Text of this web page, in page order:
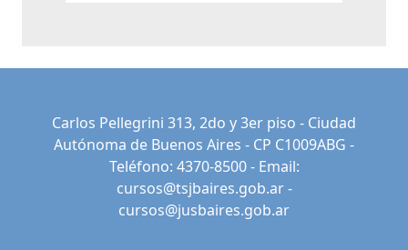
Carlos Pellegrini 313, 2do y 3er piso - Ciudad
Autónoma de Buenos Aires - CP C1009ABG -
Teléfono: 4370-8500 - Email:
cursos@tsjbaires.gob.ar-
cursos@jusbaires.gob.ar